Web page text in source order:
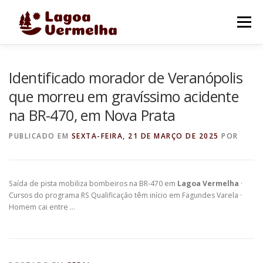
Menu
FALE CONOSCO
Identificado morador de Veranópolis
que morreu em gravíssimo acidente
na BR-470, em Nova Prata
PUBLICADO EM SEXTA-FEIRA, 21 DE MARÇO DE 2025 POR
Saída de pista mobiliza bombeiros na BR-470 em Lagoa Vermelha ·
Cursos do programa RS Qualificação têm início em Fagundes Varela ·
Homem cai entre …